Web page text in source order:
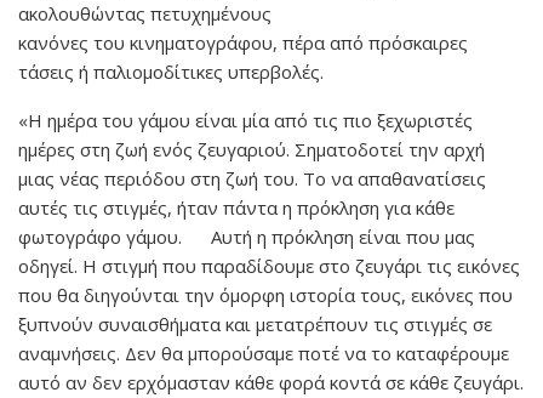
ακολουθώντας πετυχημένους
κανόνες του κινηματογράφου, πέρα από πρόσκαιρες
τάσεις ή παλιομοδίτικες υπερβολές.
«Η ημέρα του γάμου είναι μία από τις πιο ξεχωριστές
ημέρες στη ζωή ενός ζευγαριού. Σηματοδοτεί την αρχή
μιας νέας περιόδου στη ζωή του. Το να απαθανατίσεις
αυτές τις στιγμές, ήταν πάντα η πρόκληση για κάθε
φωτογράφο γάμου. Αυτή η πρόκληση είναι που μας
οδηγεί. Η στιγμή που παραδίδουμε στο ζευγάρι τις εικόνες
που θα διηγούνται την όμορφη ιστορία τους, εικόνες που
ξυπνούν συναισθήματα και μετατρέπουν τις στιγμές σε
αναμνήσεις. Δεν θα μπορούσαμε ποτέ να το καταφέρουμε
αυτό αν δεν ερχόμασταν κάθε φορά κοντά σε κάθε ζευγάρι.